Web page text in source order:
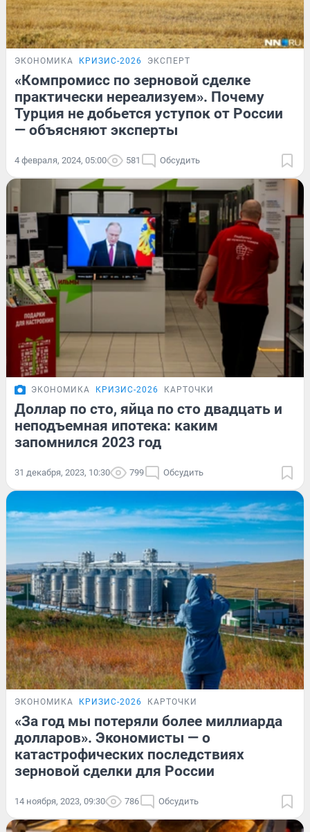
ЭКОНОМИКА КРИЗИС-2026 ЭКСПЕРТ
«Компромисс по зерновой сделке
практически нереализуем». Почему
Турция не добьется уступок от России
— объясняют эксперты
4 февраля, 2024, 05:00 581 Обсудить
ЭКОНОМИКА КРИЗИС-2026 КАРТОЧКИ
Доллар по сто, яйца по сто двадцать и
неподъемная ипотека: каким
запомнился 2023 год
31 декабря, 2023, 10:30 799 Обсудить
ЭКОНОМИКА КРИЗИС-2026 КАРТОЧКИ
«За год мы потеряли более миллиарда
долларов». Экономисты — о
катастрофических последствиях
зерновой сделки для России
14 ноября, 2023, 09:30 786 Обсудить